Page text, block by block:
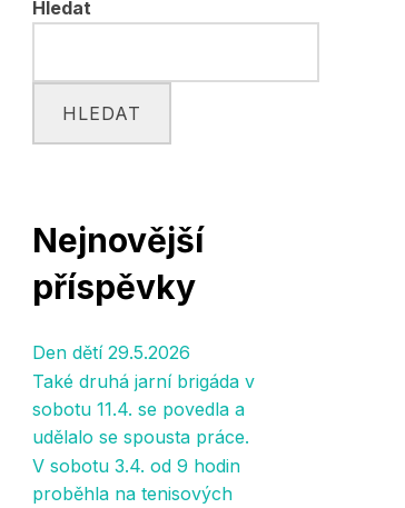
Hledat
HLEDAT
Nejnovější
příspěvky
Den dětí 29.5.2026
Také druhá jarní brigáda v
sobotu 11.4. se povedla a
udělalo se spousta práce.
V sobotu 3.4. od 9 hodin
proběhla na tenisových